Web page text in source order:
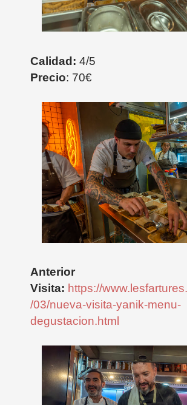
Calidad: 4/5
Precio: 70€
Anterior
Visita: https://
/03/nueva-visita-yanik-menu-
degustacion.html